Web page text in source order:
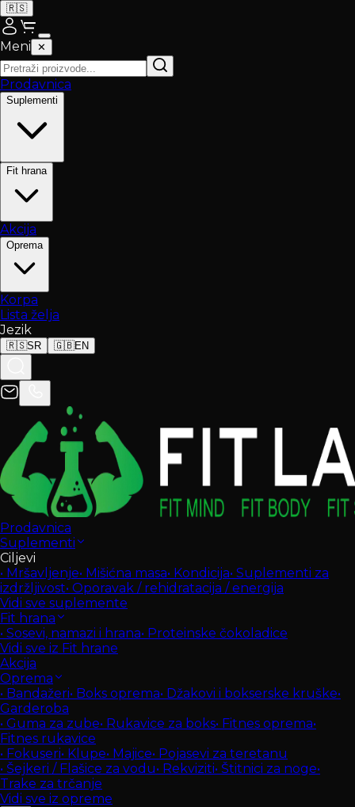
🇷🇸
Meni ✕
Prodavnica
Suplementi
Fit hrana
Akcija
Oprema
Korpa
Lista želja
Jezik
🇷🇸SR 🇬🇧EN
Prodavnica
Suplementi
Ciljevi
• Mršavljenje• Mišićna masa• Kondicija• Suplementi za
izdržljivost• Oporavak / rehidratacija / energija
Vidi sve suplemente
Fit hrana
• Sosevi, namazi i hrana• Proteinske čokoladice
Vidi sve iz Fit hrane
Akcija
Oprema
• Bandažeri• Boks oprema• Džakovi i bokserske kruške•
Garderoba
• Guma za zube• Rukavice za boks• Fitnes oprema•
Fitnes rukavice
• Fokuseri• Klupe• Majice• Pojasevi za teretanu
• Šejkeri / Flašice za vodu• Rekviziti• Štitnici za noge•
Trake za trčanje
Vidi sve iz opreme